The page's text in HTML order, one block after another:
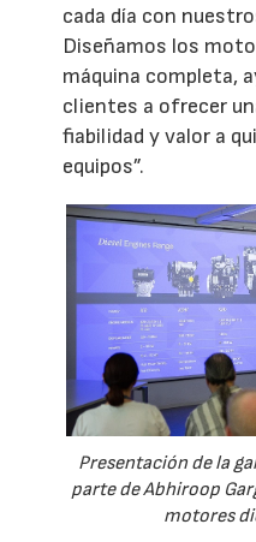
cada día con
Diseñamos los
máquina completa,
clientes a ofrecer
fiabilidad y valor a
equipos”.
Presentación de la
parte de Abhiroop
motores